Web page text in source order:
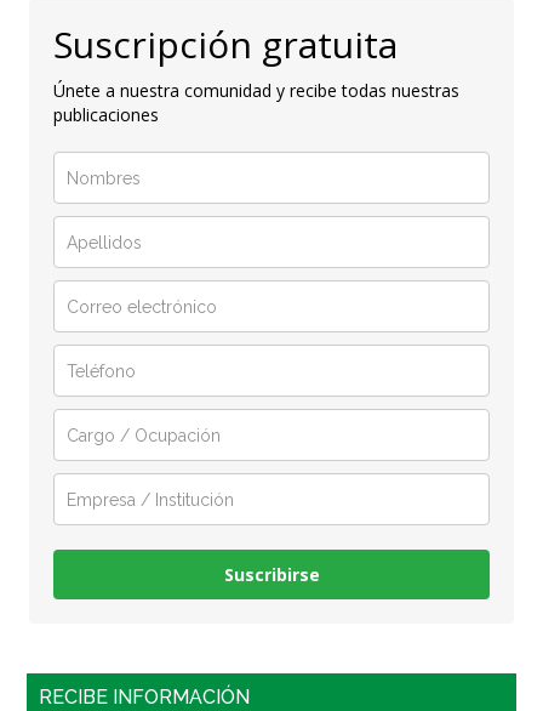
Suscripción gratuita
Únete a nuestra comunidad y recibe todas nuestras
publicaciones
Suscribirse
RECIBE INFORMACIÓN